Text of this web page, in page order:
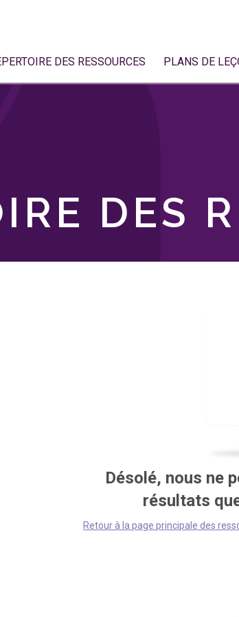
DES RESSOURCES PLANS DE
DES
Désolé, nous ne
résultats
Retour à la page principale des